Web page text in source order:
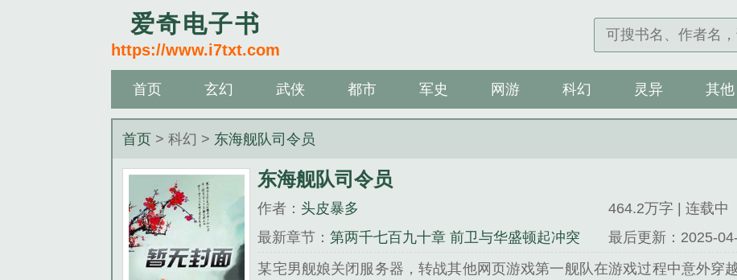
爱奇电子书
https://www.i7txt.com
首页 玄幻 武侠 都市 军史 网游 科幻 灵异 其他
首页 > 科幻 > 东海舰队司令员
东海舰队司令员
作者： 头皮暴多
464.2万字 | 连载中
最新章节：第两千七百九十章 前卫与华盛顿起冲突
最后更新：2025-
某宅男舰娘关闭服务器，转战其他网页游戏第一舰队在游戏过程中意外穿